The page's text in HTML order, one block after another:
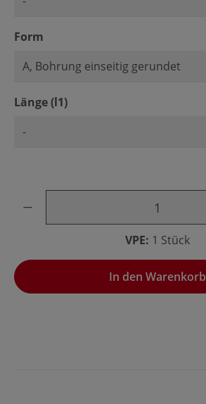
Form
Länge (l1)auswählen
VPE: 1 Stück
In den Warenkorb